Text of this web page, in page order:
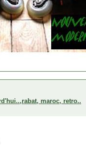
maroc, retro..